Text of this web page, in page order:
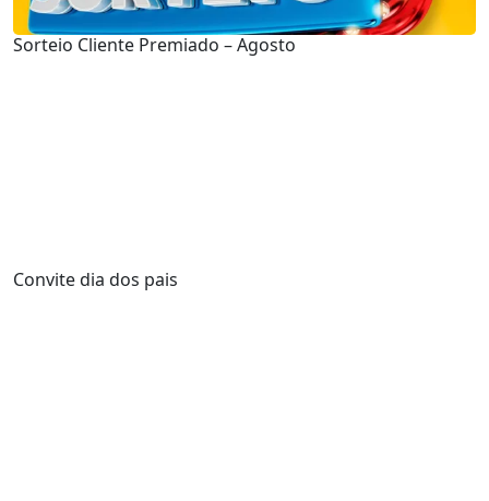
Sorteio Cliente Premiado – Agosto
Convite dia dos pais